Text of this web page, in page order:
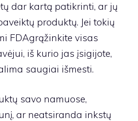
dar kartą patikrinti, ar jų
produktų. Jei tokių
FDAgrąžinkite visas
iš kurio jas įsigijote,
saugiai išmesti.
savo namuose,
ar neatsiranda inkstų